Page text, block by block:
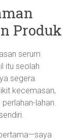
Produk
serum
itu seolah
segera.
kecemasan,
lahan.